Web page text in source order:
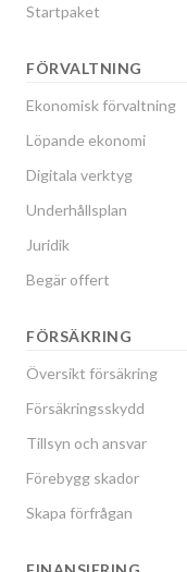
Startpaket
FÖRVALTNING
Ekonomisk förvaltning
Löpande ekonomi
Digitala verktyg
Underhållsplan
Juridik
Begär offert
FÖRSÄKRING
Översikt försäkring
Försäkringsskydd
Tillsyn och ansvar
Förebygg skador
Skapa förfrågan